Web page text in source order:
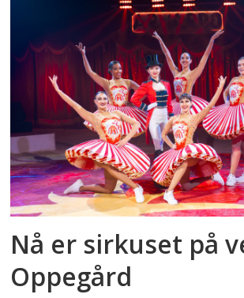
Nå er sirkuset på
Oppegård